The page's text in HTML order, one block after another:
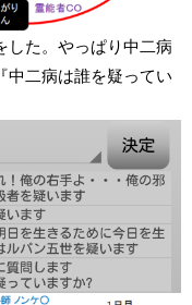
した。やっぱり中二病
中二病は誰を疑ってい